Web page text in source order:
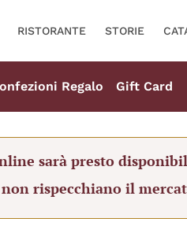
RISTORANTE STORIE
Regalo Gift Card
sarà presto
rispecchiano il